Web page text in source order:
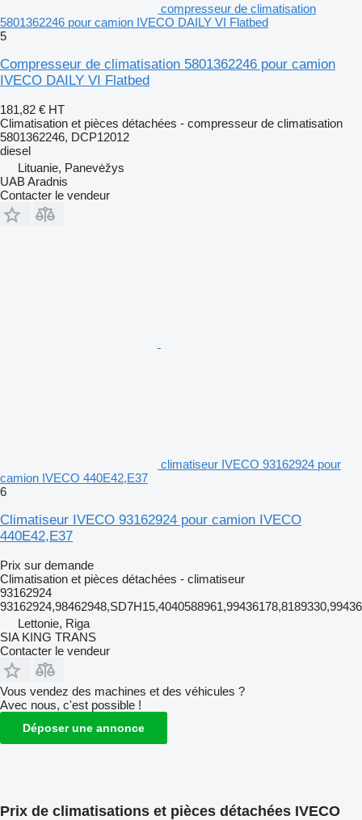
compresseur de climatisation
5801362246 pour camion IVECO DAILY VI Flatbed
5
Compresseur de climatisation 5801362246 pour camion
IVECO DAILY VI Flatbed
181,82 € HT
Climatisation et pièces détachées - compresseur de climatisation
5801362246, DCP12012
diesel
Lituanie, Panevėžys
UAB Aradnis
Contacter le vendeur
climatiseur IVECO 93162924 pour
camion IVECO 440E42,E37
6
Climatiseur IVECO 93162924 pour camion IVECO
440E42,E37
Prix sur demande
Climatisation et pièces détachées - climatiseur
93162924
Lettonie, Riga
SIA KING TRANS
Contacter le vendeur
Vous vendez des machines et des véhicules ?
Avec nous, c'est possible !
Déposer une annonce
Prix de climatisations et pièces détachées IVECO